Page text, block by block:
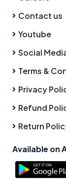
Contact us
Youtube
Social
Terms &
Privacy
Refund
Return
Available on